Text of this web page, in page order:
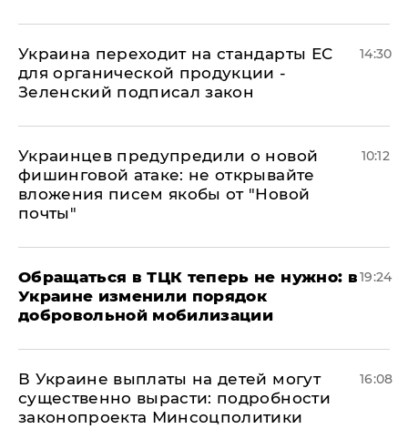
Украина переходит на стандарты ЕС
для органической продукции -
Зеленский подписал закон
14:30
Украинцев предупредили о новой
фишинговой атаке: не открывайте
вложения писем якобы от "Новой
почты"
10:12
Обращаться в ТЦК теперь не нужно: в
Украине изменили порядок
добровольной мобилизации
19:24
В Украине выплаты на детей могут
существенно вырасти: подробности
законопроекта Минсоцполитики
16:08